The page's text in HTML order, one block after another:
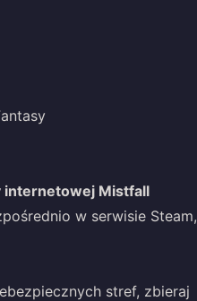
internetowej Mistfall
w serwisie Steam,
stref, zbieraj